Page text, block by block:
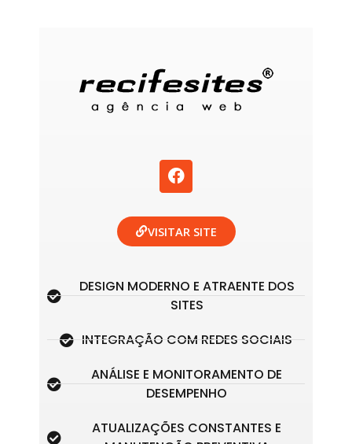
F
a
c
b
o
VISITAR SITE
DESIGN MODERNO E ATRAENTE DOS
SITES
INTEGRAÇÃO COM REDES SOCIAIS
ANÁLISE E MONITORAMENTO DE
DESEMPENHO
ATUALIZAÇÕES CONSTANTES E